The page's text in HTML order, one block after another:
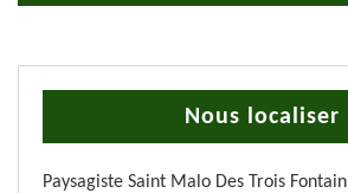
Nous localiser
Paysagiste Saint Malo Des Trois Fontain